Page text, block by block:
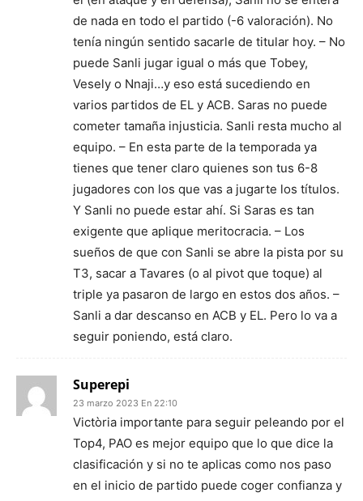
de nada en todo el partido (-6 valoración). No
tenía ningún sentido sacarle de titular hoy. – No
puede Sanli jugar igual o más que Tobey,
Vesely o Nnaji…y eso está sucediendo en
varios partidos de EL y ACB. Saras no puede
cometer tamaña injusticia. Sanli resta mucho al
equipo. – En esta parte de la temporada ya
tienes que tener claro quienes son tus 6-8
jugadores con los que vas a jugarte los títulos.
Y Sanli no puede estar ahí. Si Saras es tan
exigente que aplique meritocracia. – Los
sueños de que con Sanli se abre la pista por su
T3, sacar a Tavares (o al pivot que toque) al
triple ya pasaron de largo en estos dos años. –
Sanli a dar descanso en ACB y EL. Pero lo va a
seguir poniendo, está claro.
Superepi
23 marzo 2023 En 22:10
Victòria importante para seguir peleando por el
Top4, PAO es mejor equipo que lo que dice la
clasificación y si no te aplicas como nos paso
en el inicio de partido puede coger confianza y